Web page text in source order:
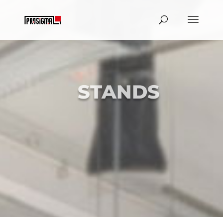
STANDS